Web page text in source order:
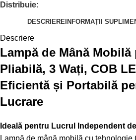
Distribuie:
DESCRIERE INFORMAȚII
Descriere
Lampă de Mână Mobilă
Pliabilă, 3 Wați, COB
Eficientă și Portabilă
Lucrare
Ideală pentru Lucrul Independent